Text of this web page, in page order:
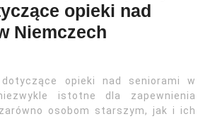
opieki nad
Niemczech
opieki nad seniorami w
istotne dla zapewnienia
osobom starszym, jak i ich